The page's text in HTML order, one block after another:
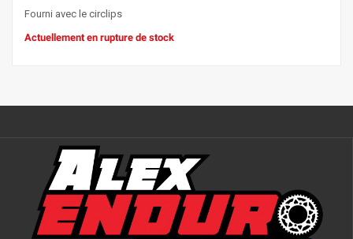
Fourni avec le circlips
Actuellement en rupture de stock